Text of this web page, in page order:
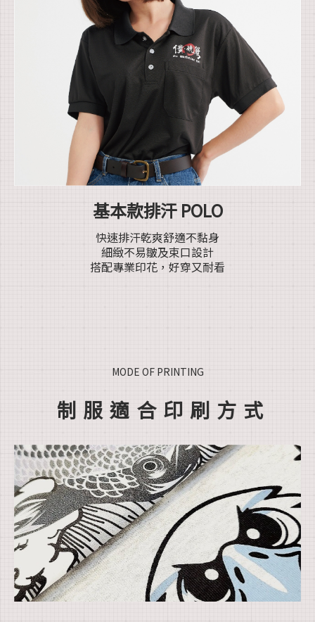
基本款排汗 POLO
快速排汗乾爽舒適不黏身
細緻不易皺及束口設計
搭配專業印花，好穿又耐看
MODE OF PRINTING
制服適合印刷方式